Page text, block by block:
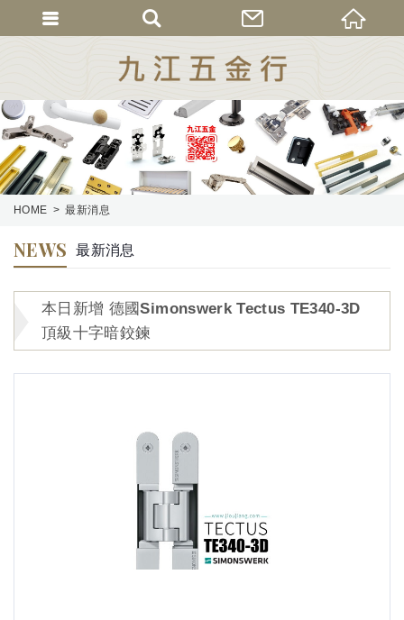
HOME 最新消息
NEWS 最新消息
本日新增 德國Simonswerk Tectus TE340-3D
頂級十字暗鉸鍊